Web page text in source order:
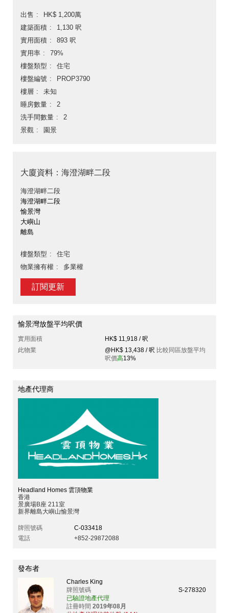
出售
HK$ 1,200萬
建築面積
1,130 呎
實用面積
893 呎
實用率
79%
樓盤類型
住宅
樓盤編號
PROP3790
樓層
未知
睡房數量
2
洗手間數量
2
景觀
園景
大廈資料：海澄湖畔二段
海澄湖畔二段
海澄湖畔二段
愉景灣
大嶼山
離島
樓盤類型
住宅
物業擁有權
多業權
訂閱更新
愉景灣放盤平均呎價
實用面積
HK$ 11,918 / 呎
此物業
@HK$ 13,438 / 呎 比較同區放盤平均
呎價高13%
地產代理商
Headland Homes 雲頂物業
香港
景廣場B座 211室
新界離島大嶼山愉景灣
牌照號碼
C-033418
電話
+852-29872088
發布者
Charles King
牌照號碼
S-278320
已驗證地產代理
註冊時間 2019年08月